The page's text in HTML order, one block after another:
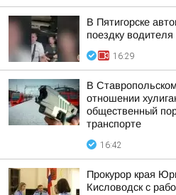
В Пятигорске
поездку
16:29
В
отношении
общественный
транспорте
16:42
Прокурор края
Кисловодск с